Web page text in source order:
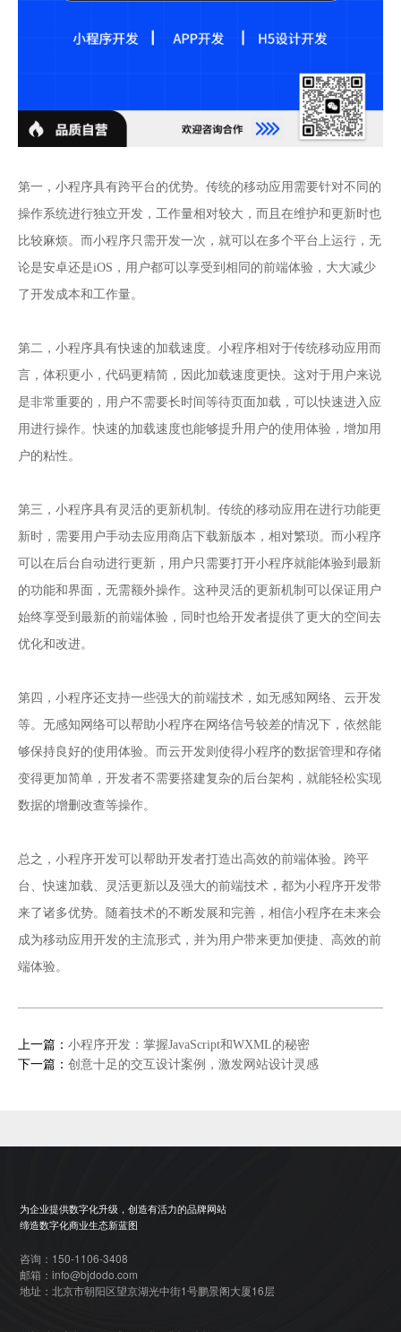
第一，小程序具有跨平台的优势。传统的移动应用需要针对不同的
操作系统进行独立开发，工作量相对较大，而且在维护和更新时也
比较麻烦。而小程序只需开发一次，就可以在多个平台上运行，无
论是安卓还是iOS，用户都可以享受到相同的前端体验，大大减少
了开发成本和工作量。
第二，小程序具有快速的加载速度。小程序相对于传统移动应用而
言，体积更小，代码更精简，因此加载速度更快。这对于用户来说
是非常重要的，用户不需要长时间等待页面加载，可以快速进入应
用进行操作。快速的加载速度也能够提升用户的使用体验，增加用
户的粘性。
第三，小程序具有灵活的更新机制。传统的移动应用在进行功能更
新时，需要用户手动去应用商店下载新版本，相对繁琐。而小程序
可以在后台自动进行更新，用户只需要打开小程序就能体验到最新
的功能和界面，无需额外操作。这种灵活的更新机制可以保证用户
始终享受到最新的前端体验，同时也给开发者提供了更大的空间去
优化和改进。
第四，小程序还支持一些强大的前端技术，如无感知网络、云开发
等。无感知网络可以帮助小程序在网络信号较差的情况下，依然能
够保持良好的使用体验。而云开发则使得小程序的数据管理和存储
变得更加简单，开发者不需要搭建复杂的后台架构，就能轻松实现
数据的增删改查等操作。
总之，小程序开发可以帮助开发者打造出高效的前端体验。跨平
台、快速加载、灵活更新以及强大的前端技术，都为小程序开发带
来了诸多优势。随着技术的不断发展和完善，相信小程序在未来会
成为移动应用开发的主流形式，并为用户带来更加便捷、高效的前
端体验。
上一篇： 小程序开发：掌握JavaScript和WXML的秘密
下一篇： 创意十足的交互设计案例，激发网站设计灵感
为企业提供数字化升级，创造有活力的品牌网站
缔造数字化商业生态新蓝图
咨询：150-1106-3408
邮箱：info@bjdodo.com
地址：北京市朝阳区望京湖光中街1号鹏景阁大厦16层